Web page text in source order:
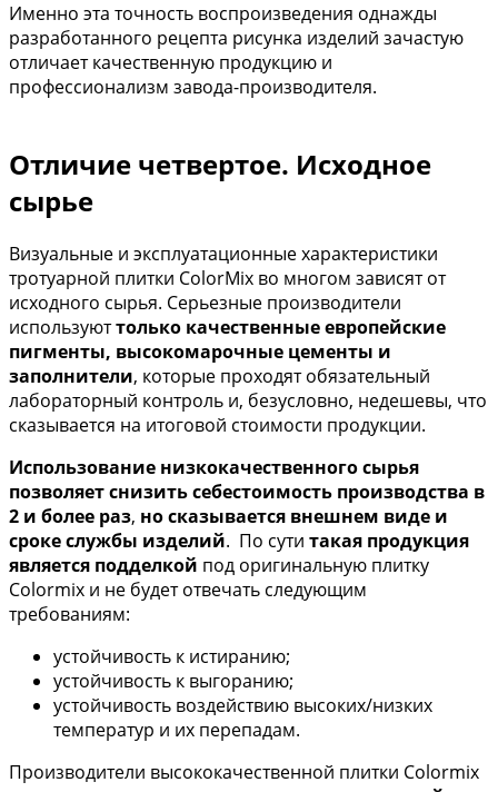
Именно эта точность воспроизведения однажды
разработанного рецепта рисунка изделий зачастую
отличает качественную продукцию и
профессионализм завода-производителя.
Отличие четвертое. Исходное
сырье
Визуальные и эксплуатационные характеристики
тротуарной плитки ColorMix во многом зависят от
исходного сырья. Серьезные производители
используюттолько качественные европейские
пигменты, высокомарочные цементы и
заполнители, которые проходят обязательный
лабораторный контроль и, безусловно, недешевы, что
сказывается на итоговой стоимости продукции.
Использование низкокачественного сырья
позволяет снизить себестоимость производства в
2 и более раз, но сказывается внешнем виде и
сроке службы изделий. По сути такая продукция
является подделкой под оригинальную плитку
Colormix и не будет отвечать следующим
требованиям:
устойчивость к истиранию;
устойчивость к выгоранию;
устойчивость воздействию высоких/низких
температур и их перепадам.
Производители высококачественной плитки Colormix